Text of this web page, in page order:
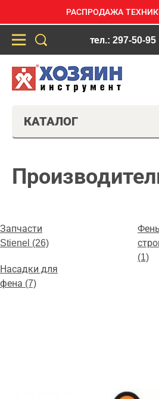
РАСПРОДАЖА
тел.: 297-50-95
КАТАЛОГ
Запчасти
Stienel (26)
Насадки для
фена (7)
(1)